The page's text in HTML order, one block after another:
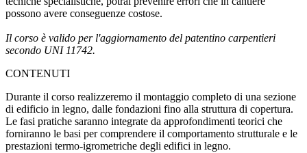
possono avere conseguenze costose.
Il corso è valido per l'aggiornamento del patentino carpentieri
secondo UNI 11742.
CONTENUTI
Durante il corso realizzeremo il montaggio completo di una sezione
di edificio in legno, dalle fondazioni fino alla struttura di copertura.
Le fasi pratiche saranno integrate da approfondimenti teorici che
forniranno le basi per comprendere il comportamento strutturale e le
prestazioni termo-igrometriche degli edifici in legno.